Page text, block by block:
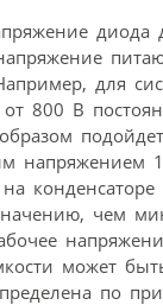
диода
для
800 В
напряжением
чем
может
по